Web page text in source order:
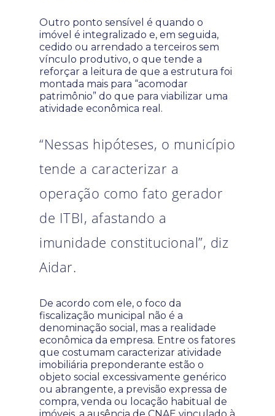
Outro ponto sensível é quando o
imóvel é integralizado e, em seguida,
cedido ou arrendado a terceiros sem
vínculo produtivo, o que tende a
reforçar a leitura de que a estrutura foi
montada mais para “acomodar
patrimônio” do que para viabilizar uma
atividade econômica real.
“Nessas hipóteses, o município
tende a caracterizar a
operação como fato gerador
de ITBI, afastando a
imunidade constitucional”, diz
Aidar.
De acordo com ele, o foco da
fiscalização municipal não é a
denominação social, mas a realidade
econômica da empresa. Entre os fatores
que costumam caracterizar atividade
imobiliária preponderante estão o
objeto social excessivamente genérico
ou abrangente, a previsão expressa de
compra, venda ou locação habitual de